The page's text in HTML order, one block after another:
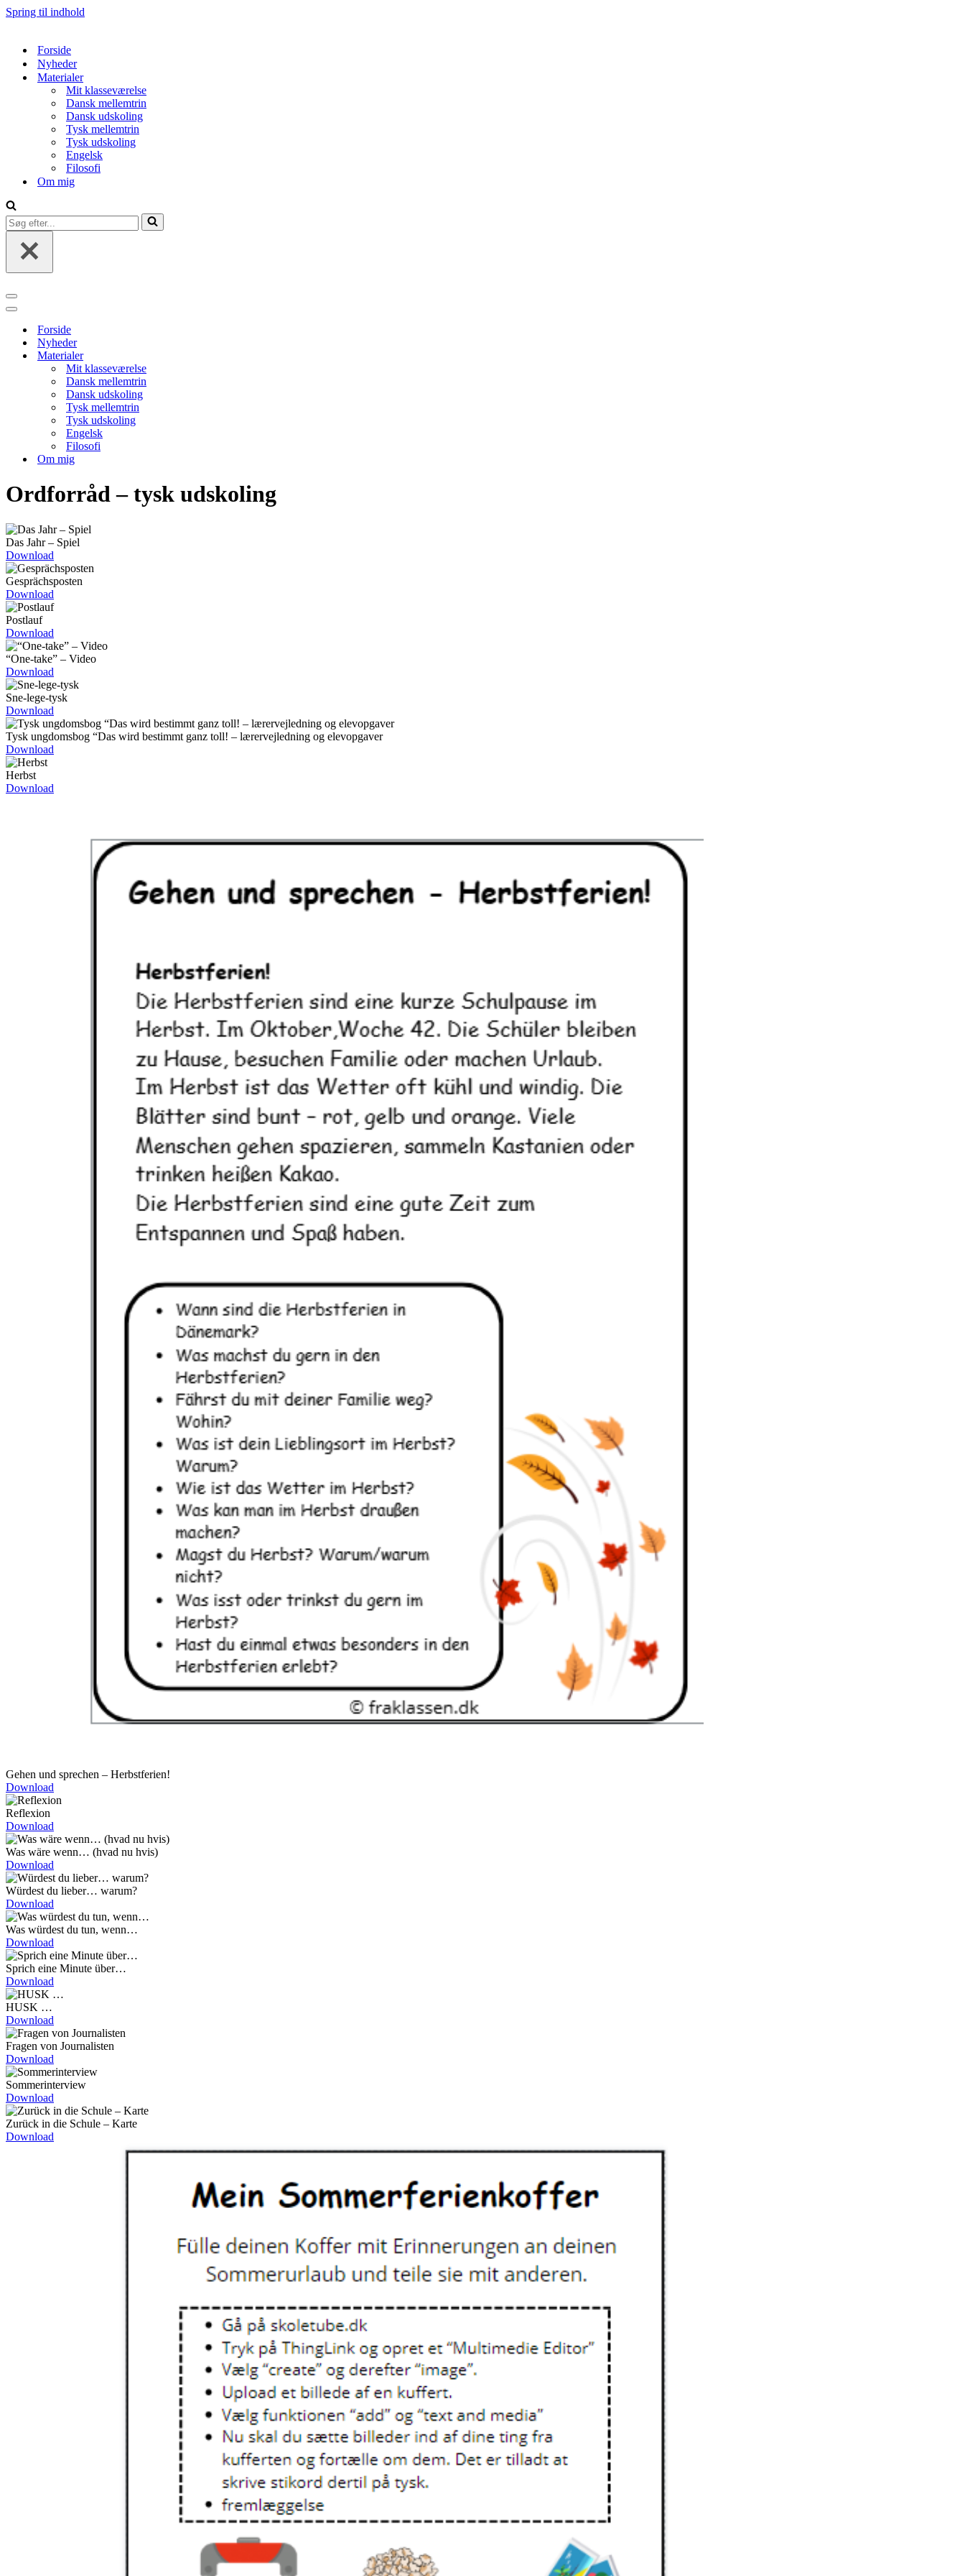
Spring til indhold
Forside
Nyheder
Materialer
Mit klasseværelse
Dansk mellemtrin
Dansk udskoling
Tysk mellemtrin
Tysk udskoling
Engelsk
Filosofi
Om mig
Søg
efter...
Navigation
menu
Navigation
Forside
Nyheder
Materialer
Mit klasseværelse
Dansk mellemtrin
Dansk udskoling
Tysk mellemtrin
Tysk udskoling
Engelsk
Filosofi
Om mig
Ordforråd – tysk udskoling
Das Jahr – Spiel
Download
Gesprächsposten
Download
Postlauf
Download
“One-take” – Video
Download
Sne-lege-tysk
Download
Tysk ungdomsbog “Das wird bestimmt ganz toll! – lærervejledning og elevopgaver
Download
Herbst
Download
Gehen und sprechen – Herbstferien!
Download
Reflexion
Download
Was wäre wenn… (hvad nu hvis)
Download
Würdest du lieber… warum?
Download
Was würdest du tun, wenn…
Download
Sprich eine Minute über…
Download
HUSK …
Download
Fragen von Journalisten
Download
Sommerinterview
Download
Zurück in die Schule – Karte
Download